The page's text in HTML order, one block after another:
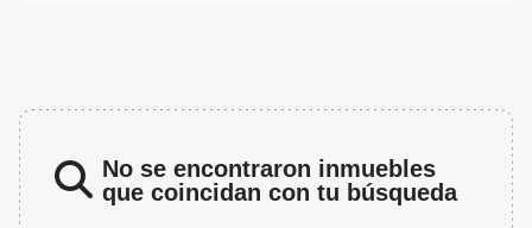
No se encontraron inmuebles
que coincidan con tu búsqueda